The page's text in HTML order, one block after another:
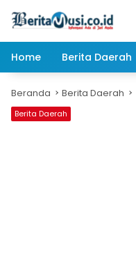
Home
Berita Daerah
Beranda Berita Daerah
Berita Daerah